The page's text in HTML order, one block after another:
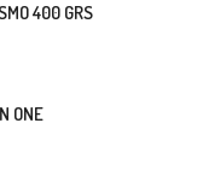
400 GRS
ONE